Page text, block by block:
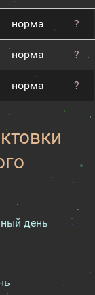
норма ?
норма ?
норма ?
день